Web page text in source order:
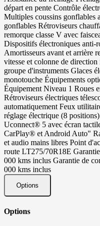
départ en pente Contrôle
Multiples coussins gonflables
gonflables Rétroviseurs
remorque classe V avec
Dispositifs électroniques anti-
Amortisseurs avant et arrière
vitesse et colonne de
groupe d'instruments Glaces
monotouche Équipements
Équipement Niveau 1 Roues
Rétroviseurs électriques
automatiquement Feux
réglage électrique (8
Uconnect® 5 avec écran
CarPlay® et Android Auto"
et audio mains libres Point
route LT275/70R18E
000 kms inclus Garantie de
000 kms inclus
Options
Options